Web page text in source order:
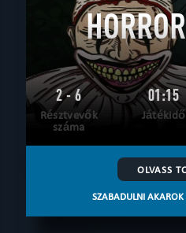
2 - 6
Résztvevők
száma
01:15
Játékidő
OLVASS
SZABADULNI AKAROK